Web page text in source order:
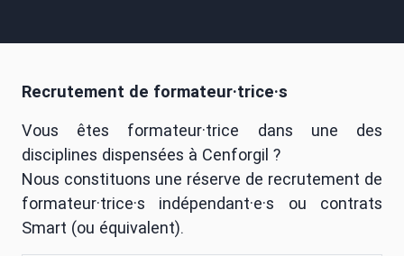
Recrutement de formateur·trice·s
Vous êtes formateur·trice dans une des
disciplines dispensées à Cenforgil ?
Nous constituons une réserve de recrutement de
formateur·trice·s indépendant·e·s ou contrats
Smart (ou équivalent).